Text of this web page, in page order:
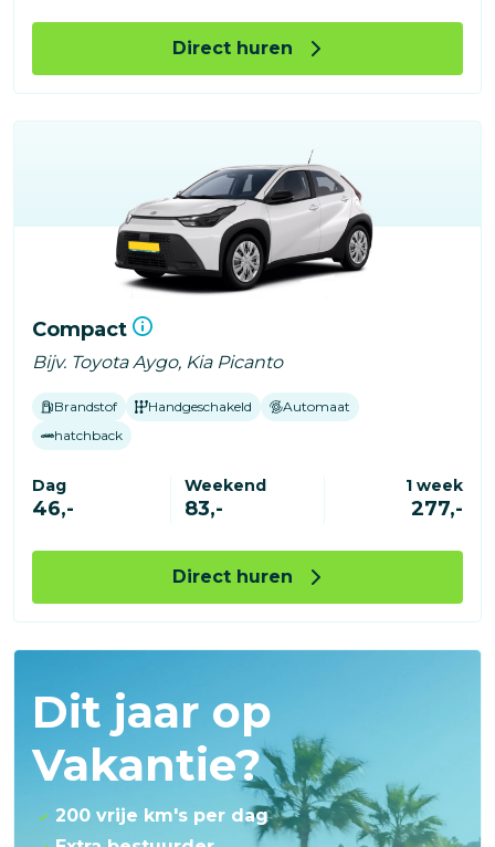
Direct huren
Compact
Bijv. Toyota Aygo, Kia Picanto
Brandstof Handgeschakeld
Automaat
hatchback
Dag
46,-
Weekend
83,-
1 week
277,-
Direct huren
Dit jaar op
Vakantie?
200 vrije km's per dag